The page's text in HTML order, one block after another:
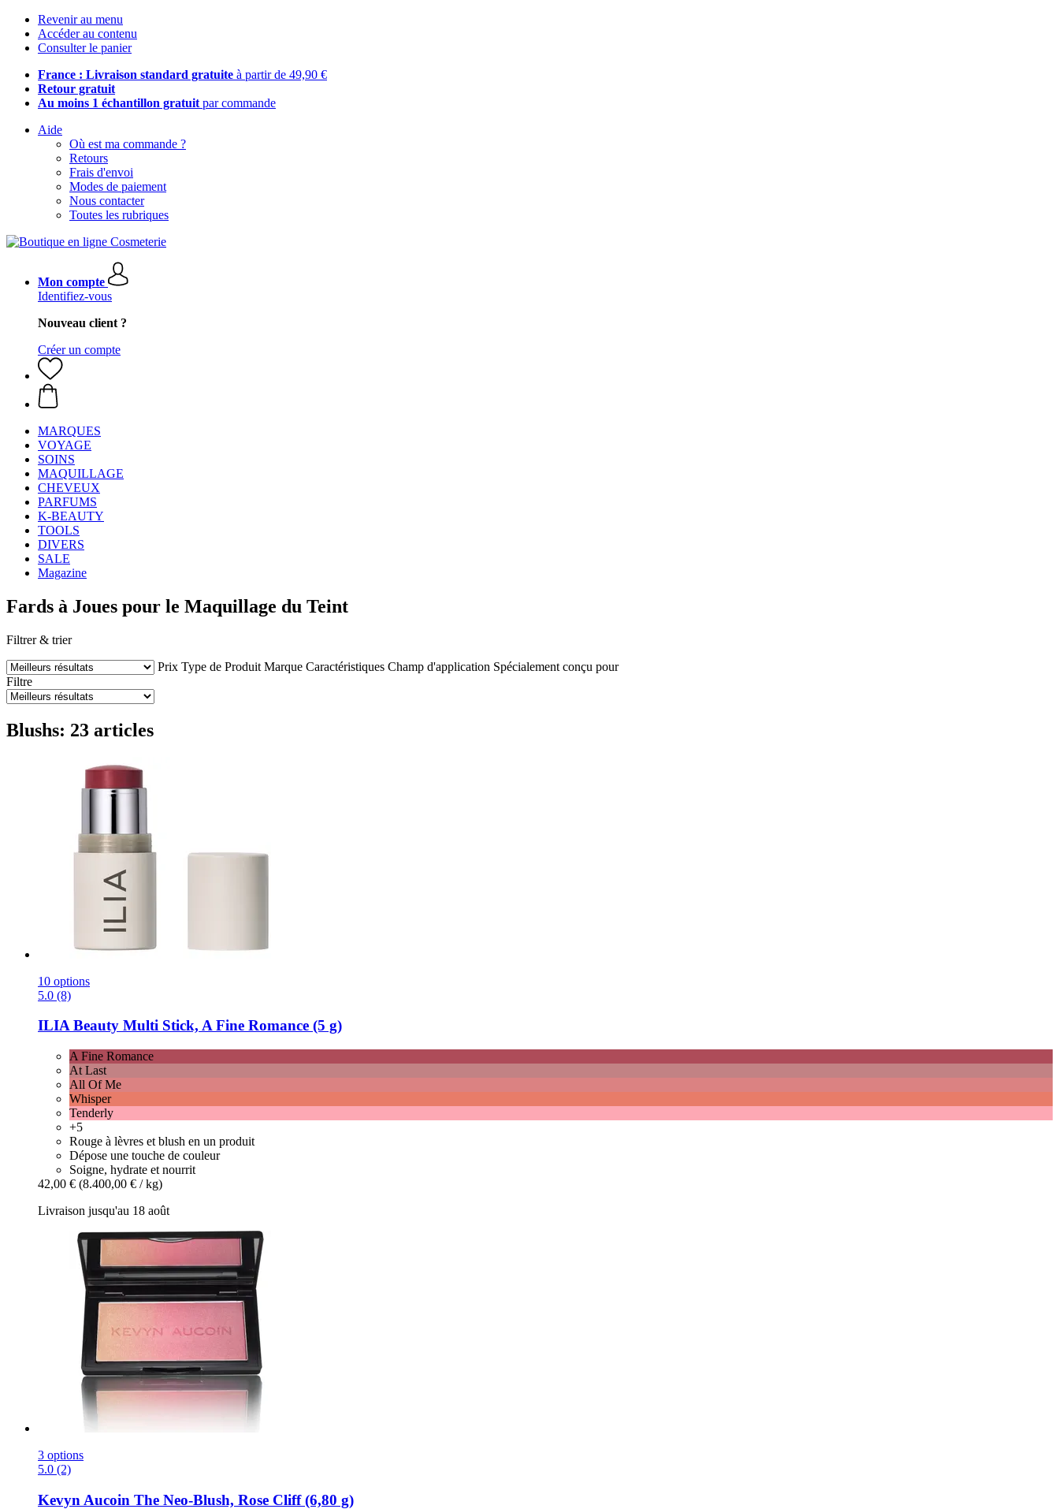
Revenir au menu
Accéder au contenu
Consulter le panier
France : Livraison standard gratuite à partir de 49,90 €
Retour gratuit
Au moins 1 échantillon gratuit par commande
Aide
Où est ma commande ?
Retours
Frais d'envoi
Modes de paiement
Nous contacter
Toutes les rubriques
Mon compte
Identifiez-vous
Nouveau client ?
Créer un compte
MARQUES
VOYAGE
SOINS
MAQUILLAGE
CHEVEUX
PARFUMS
K-BEAUTY
TOOLS
DIVERS
SALE
Magazine
Fards à Joues pour le Maquillage du Teint
Filtrer & trier
Prix Type de Produit Marque Caractéristiques Champ d'application Spécialement conçu pour
Filtre
Blushs: 23 articles
10 options
5.0 (8)
ILIA Beauty Multi Stick, A Fine Romance (5 g)
A Fine Romance
At Last
All Of Me
Whisper
Tenderly
+5
Rouge à lèvres et blush en un produit
Dépose une touche de couleur
Soigne, hydrate et nourrit
42,00 € (8.400,00 € / kg)
Livraison jusqu'au 18 août
3 options
5.0 (2)
Kevyn Aucoin The Neo-​Blush, Rose Cliff (6,80 g)